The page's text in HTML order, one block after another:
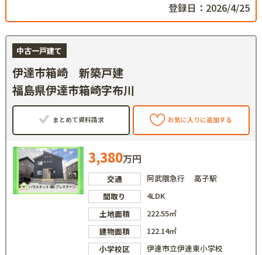
登録日：2026/4/25
中古一戸建て
伊達市箱崎 新築戸建
福島県伊達市箱崎字布川
まとめて資料請求 お気に入りに追加する
3,380万円
交通
阿武隈急行 高子駅
間取り
4LDK
土地面積
222.55㎡
建物面積
122.14㎡
小学校区
伊達市立伊達東小学校